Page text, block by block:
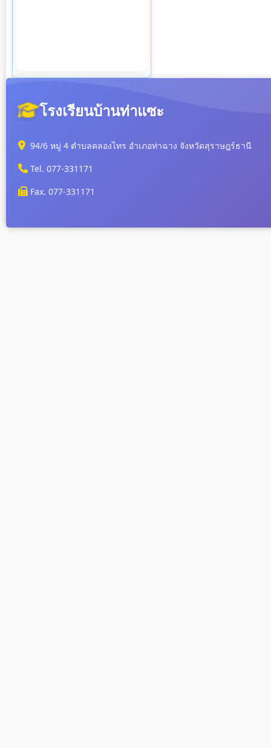
โรงเรียนบ้านท่าแซะ
94/6 หมู่ 4 ตำบลคลองไทร อำเภอท่าฉาง จังหวัดสุราษฎร์ธานี
Tel. 077-331171
Fax. 077-331171